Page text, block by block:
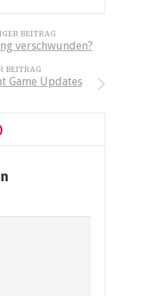
BEITRAG
verschwunden?
BEITRAG
Game Updates